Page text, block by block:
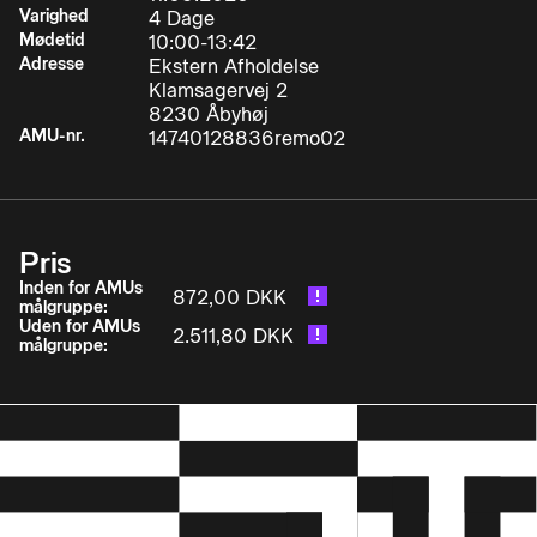
Varighed 4 Dage
Mødetid 10:00-13:42
Adresse
Ekstern Afholdelse
Klamsagervej 2
8230 Åbyhøj
AMU-nr. 14740128836remo02
Pris
Inden for AMUs
målgruppe:
872,00 DKK
Uden for AMUs
målgruppe:
2.511,80 DKK